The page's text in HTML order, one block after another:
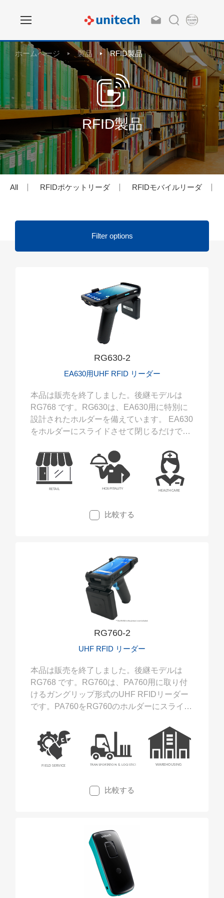
ホームページ 製品 RFID製品
RFID製品
All RFIDポケットリーダ RFIDモバイルリーダ
Filter options
RG630-2
EA630用UHF RFID リーダー
本品は販売を終了しました。後継モデルは
RG768 です。RG630は、EA630用に特別に
設計されたホルダーを備えています。 EA630
をホルダーにスライドさせて閉じるだけで
取りの両方に対応します。
比較する
RG760-2
UHF RFID リーダー
本品は販売を終了しました。後継モデルは
RG768 です。RG760は、PA760用に取り付
けるガングリップ形式のUHF RFIDリーダー
です。PA760をRG760のホルダーにスライド
UHF RFIDの両方の読み取りに対応可能にな
ります。
比較する